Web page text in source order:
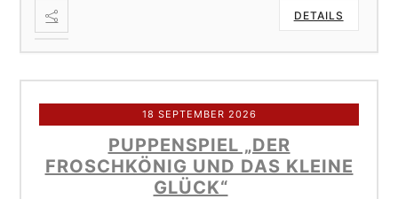
DETAILS
18 SEPTEMBER 2026
PUPPENSPIEL „DER
FROSCHKÖNIG UND DAS KLEINE
GLÜCK“